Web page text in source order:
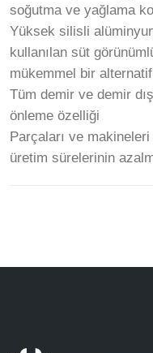
soğutma ve yağlama
Yüksek silisli
kullanılan süt
mükemmel bir alternatif
Tüm demir ve demir
önleme özelliği
Parçaları ve
üretim sürelerinin